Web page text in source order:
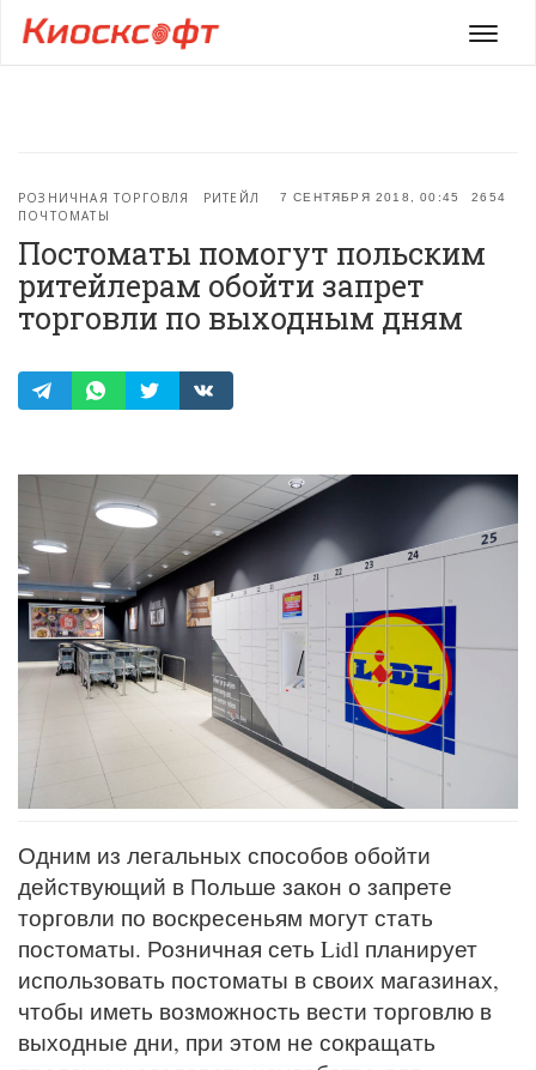
Меню
7 СЕНТЯБРЯ 2018, 00:45 2654
РОЗНИЧНАЯ ТОРГОВЛЯ
РИТЕЙЛ
ПОЧТОМАТЫ
Постоматы помогут польским
ритейлерам обойти запрет
торговли по выходным дням
Одним из легальных способов обойти
действующий в Польше закон о запрете
торговли по воскресеньям могут стать
постоматы. Розничная сеть Lidl планирует
использовать постоматы в своих магазинах,
чтобы иметь возможность вести торговлю в
выходные дни, при этом не сокращать